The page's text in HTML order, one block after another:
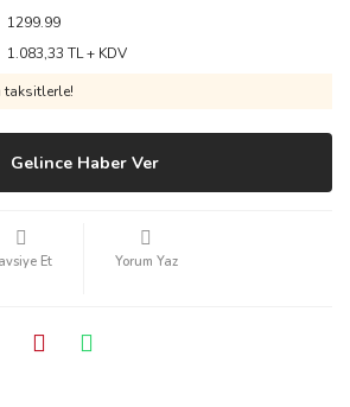
1299.99
1.083,33 TL + KDV
taksitlerle!
Gelince Haber Ver
Et Yorum Yaz